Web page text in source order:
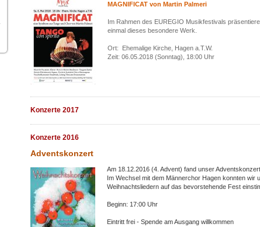
MAGNIFICAT von Martin Palmeri
Im Rahmen des EUREGIO Musikfestivals
einmal dieses besondere Werk.
Ort: Ehemalige Kirche, Hagen a.T.W.
Zeit: 06.05.2018 (Sonntag), 18:00 Uhr
Konzerte 2017
Konzerte 2016
Adventskonzert
Am 18.12.2016 (4. Advent) fand unser
Im Wechsel mit dem Männerchor Hagen konnten wir
Weihnachtsliedern auf das bevorstehende Fest
Beginn: 17:00 Uhr
Eintritt frei - Spende am Ausgang willkommen